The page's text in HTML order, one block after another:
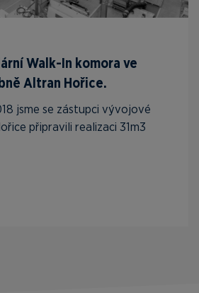
Walk-In komora ve
Altran Hořice.
jsme se zástupci vývojové
připravili realizaci 31m3